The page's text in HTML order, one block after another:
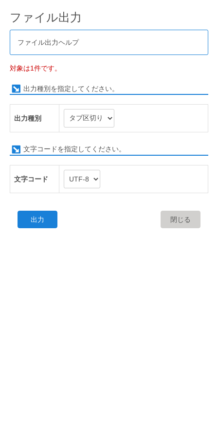
ファイル出力
ファイル出力ヘルプ
対象は1件です。
出力種別を指定してください。
出力種別
文字コードを指定してください。
文字コード